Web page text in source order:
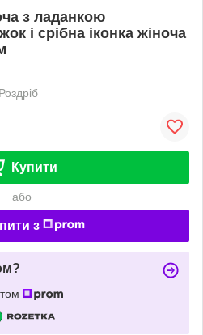
з ладанкою
і срібна іконка жіноча
Роздріб
Купити
або
з